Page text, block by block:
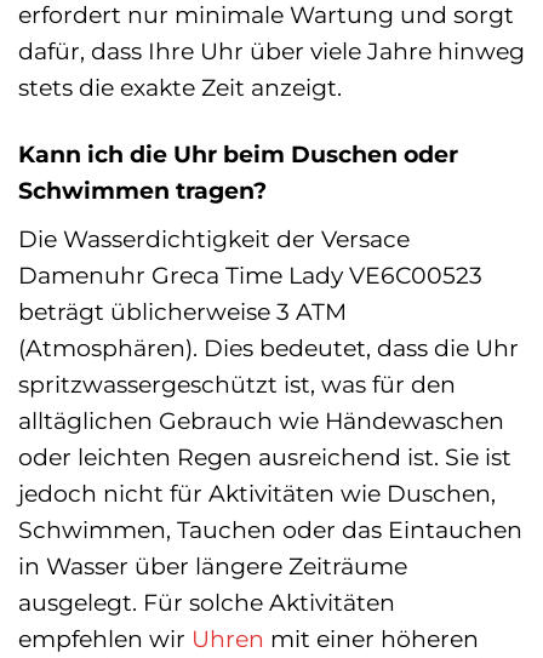
erfordert nur minimale Wartung und sorgt
dafür, dass Ihre Uhr über viele Jahre hinweg
stets die exakte Zeit anzeigt.
Kann ich die Uhr beim Duschen oder
Schwimmen tragen?
Die Wasserdichtigkeit der Versace
Damenuhr Greca Time Lady VE6C00523
beträgt üblicherweise 3 ATM
(Atmosphären). Dies bedeutet, dass die Uhr
spritzwassergeschützt ist, was für den
alltäglichen Gebrauch wie Händewaschen
oder leichten Regen ausreichend ist. Sie ist
jedoch nicht für Aktivitäten wie Duschen,
Schwimmen, Tauchen oder das Eintauchen
in Wasser über längere Zeiträume
ausgelegt. Für solche Aktivitäten
empfehlen wir Uhren mit einer höheren